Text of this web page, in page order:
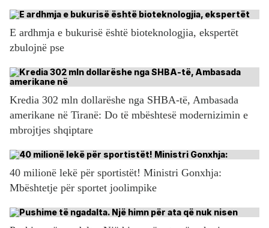
E ardhmja e bukurisë është bioteknologjia, ekspertët
zbulojnë pse
Kredia 302 mln dollarëshe nga SHBA-të, Ambasada
amerikane në Tiranë: Do të mbështesë modernizimin e
mbrojtjes shqiptare
40 milionë lekë për sportistët! Ministri Gonxhja:
Mbështetje për sportet joolimpike